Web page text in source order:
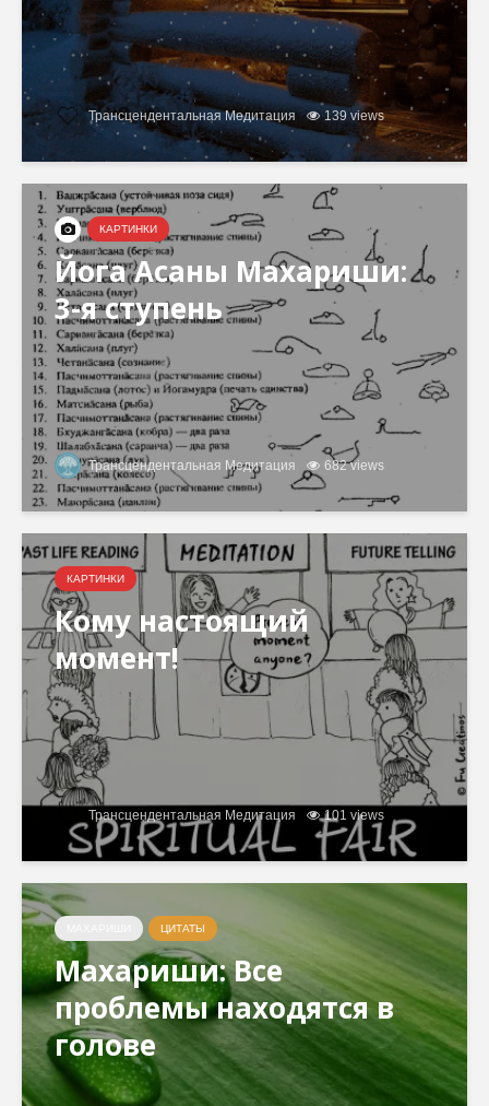
Трансцендентальная Медитация 139 views
КАРТИНКИ
Йога Асаны Махариши:
3-я ступень
Трансцендентальная Медитация 682 views
КАРТИНКИ
Кому настоящий
момент!
Трансцендентальная Медитация 101 views
ЦИТАТЫ
Махариши: Все
проблемы находятся в
голове